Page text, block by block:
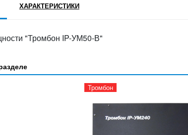
ХАРАКТЕРИСТИКИ
"Тромбон IP-УМ50-В"
Тромбон